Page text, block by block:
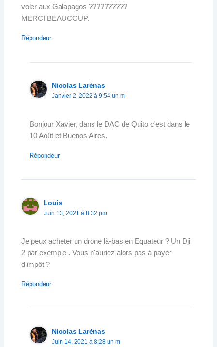
voler aux Galapagos ??????????
MERCI BEAUCOUP.
Répondeur
Nicolas Larénas
Janvier 2, 2022 à 9:54 un m
Bonjour Xavier, dans le DAC de Quito c'est dans le
10 Août et Buenos Aires.
Répondeur
Louis
Juin 13, 2021 à 8:32 pm
Je peux acheter un drone là-bas en Equateur ? Un Dji
2 par exemple . Vous n'auriez alors pas à payer
d'impôt ?
Répondeur
Nicolas Larénas
Juin 14, 2021 à 8:28 un m